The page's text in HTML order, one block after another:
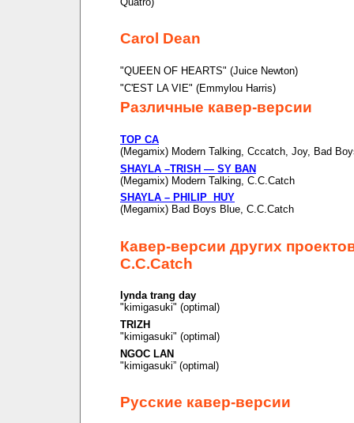
Carol Dean
"QUEEN OF HEARTS" (Juice Newton)
"C'EST LA VIE" (Emmylou Harris)
Различные кавер-версии
TOP CA
(Megamix) Modern Talking, Cccatch, Joy, Bad
SHAYLA –TRISH — SY BAN
(Megamix) Modern Talking, C.C.Catch
SHAYLA – PHILIP HUY
(Megamix) Bad Boys Blue, C.C.Catch
Кавер-версии других
C.C.Catch
lynda trang day
"kimigasuki" (optimal)
TRIZH
"kimigasuki" (optimal)
NGOC LAN
"kimigasuki” (optimal)
Русские кавер-версии